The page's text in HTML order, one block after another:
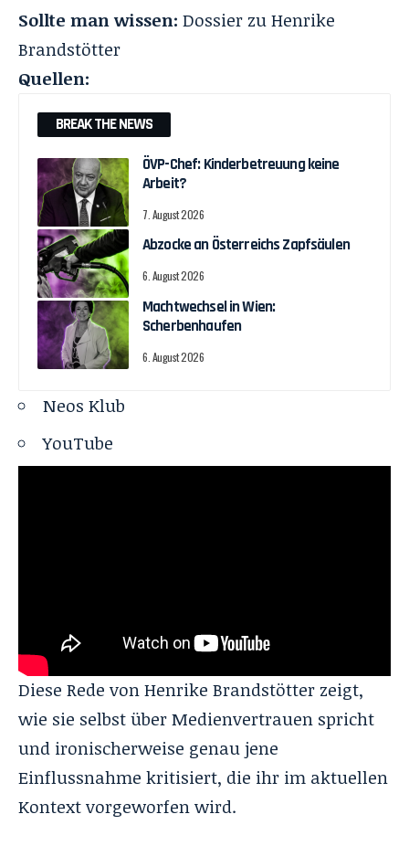
Sollte man wissen: Dossier zuHenrike
Brandstötter
Quellen:
BREAK THE NEWS
ÖVP-Chef: Kinderbetreuung keine
Arbeit?
7. August 2026
Abzocke an Österreichs Zapfsäulen
6. August 2026
Machtwechsel in Wien:
Scherbenhaufen
6. August 2026
Neos Klub
YouTube
Diese Rede von Henrike Brandstötter zeigt,
wie sie selbst über Medienvertrauen spricht
und ironischerweise genau jene
Einflussnahme kritisiert, die ihr im aktuellen
Kontext vorgeworfen wird.